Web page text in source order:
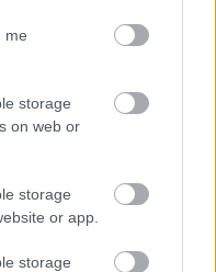
me
storage
on web or
storage
or app.
storage
som tåler en
slag fra siden, så
om å finne
som mulig, men
og stabiliteten du